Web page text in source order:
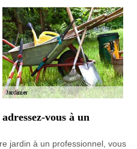
vous à un
jardin à un professionnel, vous